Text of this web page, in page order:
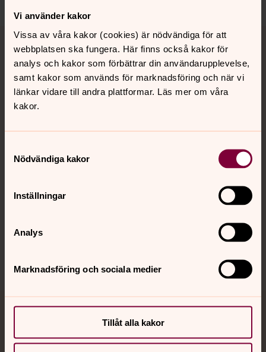
Vi använder kakor
Vissa av våra kakor (cookies) är nödvändiga för att
webbplatsen ska fungera. Här finns också kakor för
analys och kakor som förbättrar din användarupplevelse,
samt kakor som används för marknadsföring och när vi
länkar vidare till andra plattformar. Läs mer om våra
kakor.
Nödvändiga kakor
Inställningar
Analys
Marknadsföring och sociala medier
Tillåt alla kakor
Tillbaka till toppen
Tillbaka till innehållet
Kontakt
Kalender
Jourhavande präst
Akut samtals- och krisstöd. Prata eller chatta anonymt